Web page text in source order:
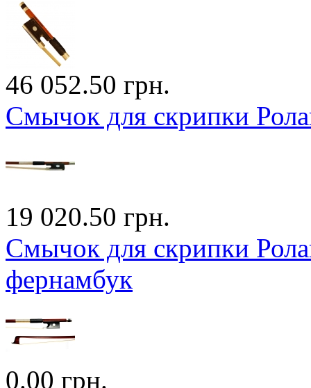
46 052.50 грн.
Смычок для скрипки
19 020.50 грн.
Смычок для скрипки
фернамбук
0.00 грн.